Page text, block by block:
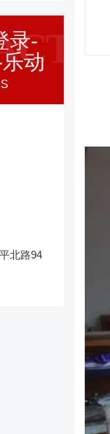
录-
动
北路94